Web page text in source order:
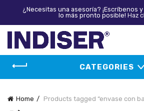
CATEGORIES
Home Products tagged “envase con
¿Necesitas una asesoría? ¡Escríbenos
lo más pronto posible! Haz